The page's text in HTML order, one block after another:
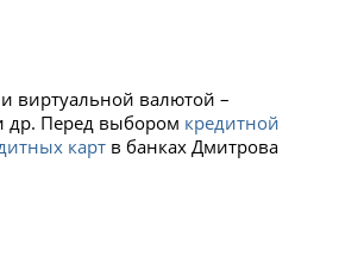
и виртуальной валютой –
др. Перед выбором кредитной
карт в банках Дмитрова